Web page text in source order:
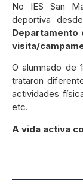
No IES San
deportiva
Departamento
visita/
O alumnado de
trataron
actividades
etc.
A vida activa